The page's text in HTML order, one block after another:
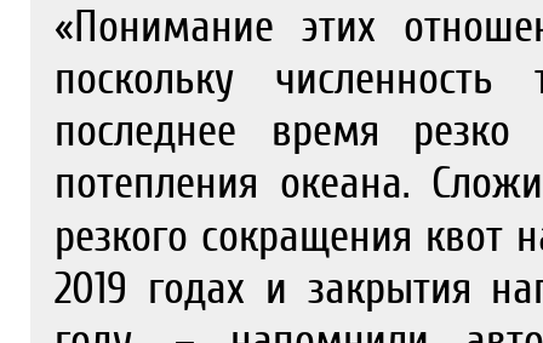
«Понимание этих
поскольку
последнее время резко
потепления океана.
резкого сокращения
2019 годах и закрытия